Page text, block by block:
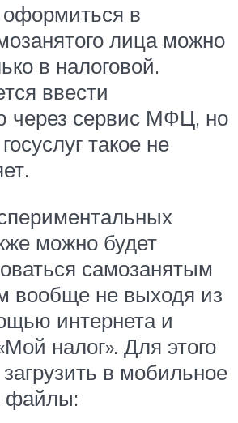
в
лица можно
в налоговой.
ввести
через сервис МФЦ, но
такое не
можно будет
самозанятым
вообще не выходя из
интернета и
налог». Для этого
в мобильное
файлы: